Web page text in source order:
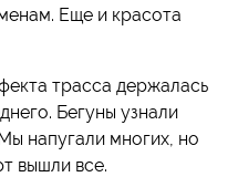
Еще и красота
трасса держалась
Бегуны узнали
напугали многих, но
вышли все.